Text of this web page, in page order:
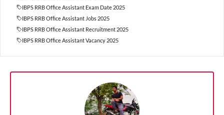
IBPS RRB Office Assistant Exam Date 2025
IBPS RRB Office Assistant Jobs 2025
IBPS RRB Office Assistant Recruitment 2025
IBPS RRB Office Assistant Vacancy 2025